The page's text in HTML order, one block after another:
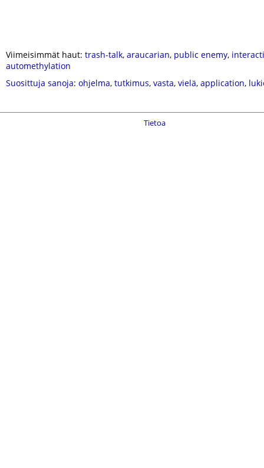
Viimeisimmät haut: trash-talk, araucarian, public enemy,
automethylation
Suosittuja sanoja: ohjelma, tutkimus, vasta, vielä, application,
Tietoa